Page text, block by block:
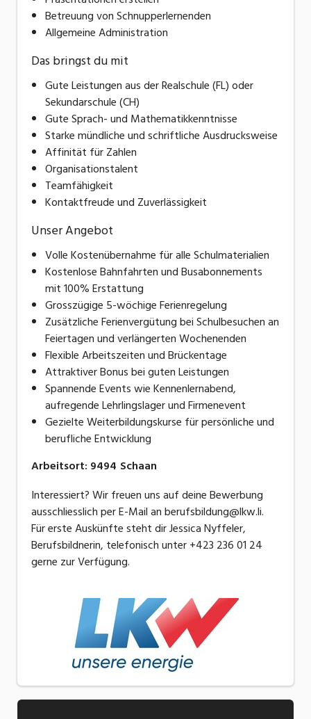
Betreuung von Schnupperlernenden
Allgemeine Administration
Das bringst du mit
Gute Leistungen aus der Realschule (FL) oder
Sekundarschule (CH)
Gute Sprach- und Mathematikkenntnisse
Starke mündliche und schriftliche Ausdrucksweise
Affinität für Zahlen
Organisationstalent
Teamfähigkeit
Kontaktfreude und Zuverlässigkeit
Unser Angebot
Volle Kostenübernahme für alle Schulmaterialien
Kostenlose Bahnfahrten und Busabonnements
mit 100% Erstattung
Grosszügige 5-wöchige Ferienregelung
Zusätzliche Ferienvergütung bei Schulbesuchen an
Feiertagen und verlängerten Wochenenden
Flexible Arbeitszeiten und Brückentage
Attraktiver Bonus bei guten Leistungen
Spannende Events wie Kennenlernabend,
aufregende Lehrlingslager und Firmenevent
Gezielte Weiterbildungskurse für persönliche und
berufliche Entwicklung
Arbeitsort: 9494 Schaan
Interessiert? Wir freuen uns auf deine Bewerbung
ausschliesslich per E-Mail an berufsbildung@lkw.li.
Für erste Auskünfte steht dir Jessica Nyffeler,
Berufsbildnerin, telefonisch unter +423 236 01 24
gerne zur Verfügung.